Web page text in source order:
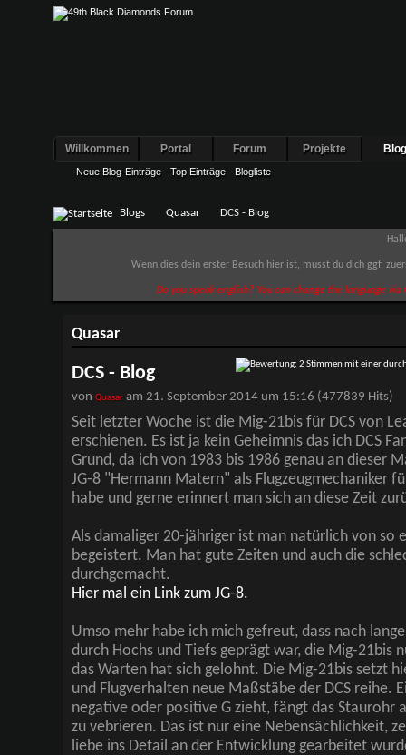
Willkommen Portal Forum Projekte
Neue Blog-Einträge Top Einträge Blogliste
Blogs Quasar DCS - Blog
Wenn dies dein erster Besuch hier ist, musst du dich ggf.
Do you speak english? You can change the language
Quasar
DCS - Blog
von Quasaram 21. September 2014 um 15:16 (477839 Hits)
Seit letzter Woche ist die Mig-21bis für DCS von
erschienen. Es ist ja kein Geheimnis das ich DCS
Grund, da ich von 1983 bis 1986 genau an dieser
JG-8 "Hermann Matern" als Flugzeugmechaniker
habe und gerne erinnert man sich an diese Zeit
Als damaliger 20-jähriger ist man natürlich von so
begeistert. Man hat gute Zeiten und auch die
durchgemacht.
Hier mal ein Link zum JG-8.
Umso mehr habe ich mich gefreut, dass nach
durch Hochs und Tiefs geprägt war, die Mig-21bis
das Warten hat sich gelohnt. Die Mig-21bis setzt
und Flugverhalten neue Maßstäbe der DCS reihe.
negative oder positive G zieht, fängt das Staurohr
zu vebrieren. Das ist nur eine Nebensächlichkeit,
liebe ins Detail an der Entwicklung gearbeitet